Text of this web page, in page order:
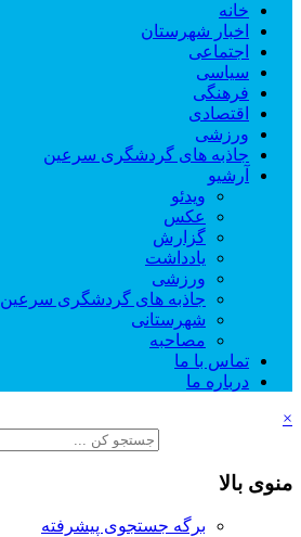
خانه
اخبار شهرستان
اجتماعی
سیاسی
فرهنگی
اقتصادی
ورزشی
جاذبه های گردشگری سرعین
آرشیو
ویدئو
عکس
گزارش
یادداشت
ورزشی
جاذبه های گردشگری سرعین
شهرستانی
مصاحبه
تماس با ما
درباره ما
×
منوی بالا
برگه جستجوی پیشرفته